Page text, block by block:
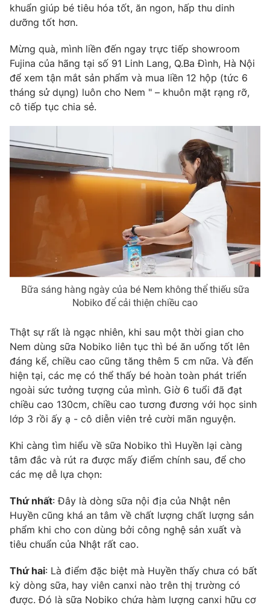
VTV9
Liên hệ tòa soạn English
Theo dõi báo trên
Đài Truyền hình Việt Nam
Thời báo VTV
Giấy phép hoạt động báo in và báo điện tử số 483/GP-BTTTT
cấp ngày 29/12/2023
Tổng Biên tập:Vũ Thanh Thủy
Phó Tổng Biên tập: Nguyễn Thị Mỹ Hạnh, Phạm Quốc Thắng,
Nguyễn Trọng Ninh
Ðiện thoại Thời báo VTV:
024.66 897 897
Email: toasoan@vtv.vn
Liên hệ quảng cáo:024-7300.7108
® Cấm sao chép dưới mọi hình thức nếu không có sự chấp
thông tin từ website này.
khuẩn giúp bé tiêu hóa tốt, ăn ngon, hấp thu dinh
dưỡng tốt hơn.
Mừng quà, mình liền đến ngay trực tiếp showroom
Fujina của hãng tại số 91 Linh Lang, Q.Ba Đình, Hà Nội
để xem tận mắt sản phẩm và mua liền 12 hộp (tức 6
tháng sử dụng) luôn cho Nem " – khuôn mặt rạng rỡ,
cô tiếp tục chia sẻ.
Bữa sáng hàng ngày của bé Nem không thể thiếu sữa
Nobiko để cải thiện chiều cao
Thật sự rất là ngạc nhiên, khi sau một thời gian cho
Nem dùng sữa Nobiko liên tục thì bé ăn uống tốt lên
đáng kể, chiều cao cũng tăng thêm 5 cm nữa. Và đến
hiện tại, các mẹ có thể thấy bé hoàn toàn phát triển
ngoài sức tưởng tượng của mình. Giờ 6 tuổi đã đạt
chiều cao 130cm, chiều cao tương đương với học sinh
lớp 3 rồi ấy ạ - cô diễn viên trẻ cười mãn nguyện.
Khi càng tìm hiểu về sữa Nobiko thì Huyền lại càng
tâm đắc và rút ra được mấy điểm chính sau, để cho
các mẹ dễ lựa chọn:
Thứ nhất: Đây là dòng sữa nội địa của Nhật nên
Huyền cũng khá an tâm về chất lượng chất lượng sản
phẩm khi cho con dùng bởi công nghệ sản xuất và
tiêu chuẩn của Nhật rất cao.
Thứ hai: Là điểm đặc biệt mà Huyền thấy chưa có bất
kỳ dòng sữa, hay viên canxi nào trên thị trường có
được. Đó là sữa Nobiko chứa hàm lượng canxi hữu cơ